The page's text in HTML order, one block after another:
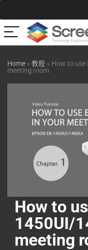
Home » 教程 » How to use
meeting room
How to
1450UI/
meeting